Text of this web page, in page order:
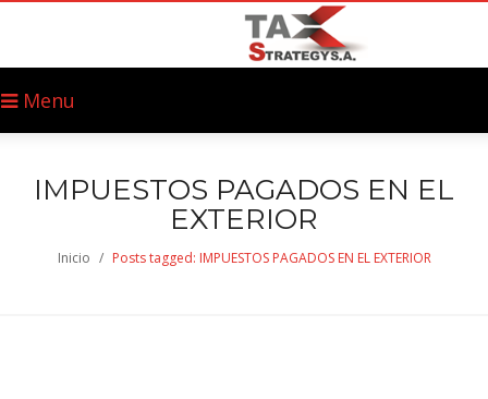
Menu
IMPUESTOS PAGADOS EN EL
EXTERIOR
Inicio / Posts tagged: IMPUESTOS PAGADOS EN EL EXTERIOR